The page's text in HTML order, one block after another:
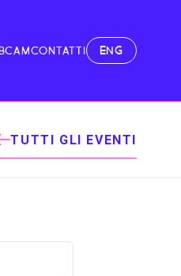
ENG
CONTATTI
TUTTI GLI EVENTI